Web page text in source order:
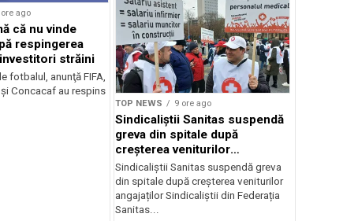
ore ago
că nu vinde
respingerea
străini
fotbalul, anunţă FIFA,
Concacaf au respins
TOP NEWS 9 ore ago
Sindicaliștii Sanitas suspendă
greva din spitale după
creșterea veniturilor
angajaților
Sindicaliștii Sanitas suspendă greva
din spitale după creșterea veniturilor
angajaților Sindicaliștii din Federația
Sanitas...